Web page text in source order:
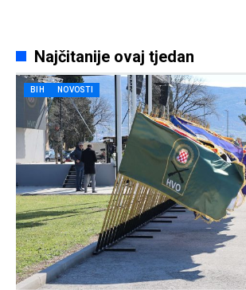
Najčitanije ovaj tjedan
BIH NOVOSTI